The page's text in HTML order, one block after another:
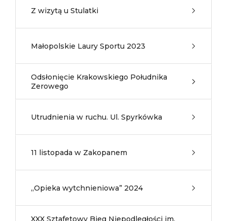
Z wizytą u Stulatki
Małopolskie Laury Sportu 2023
Odsłonięcie Krakowskiego Południka
Zerowego
Utrudnienia w ruchu. Ul. Spyrkówka
11 listopada w Zakopanem
„Opieka wytchnieniowa” 2024
XXX Sztafetowy Bieg Niepodległości im.